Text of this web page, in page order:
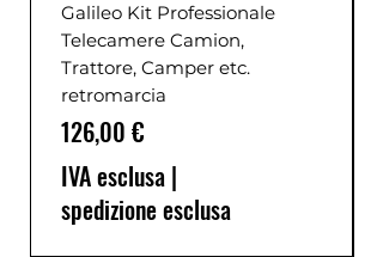
Galileo Kit Professionale
Telecamere Camion,
Trattore, Camper etc.
retromarcia
Prezzo
126,00 €
IVA esclusa |
spedizione esclusa